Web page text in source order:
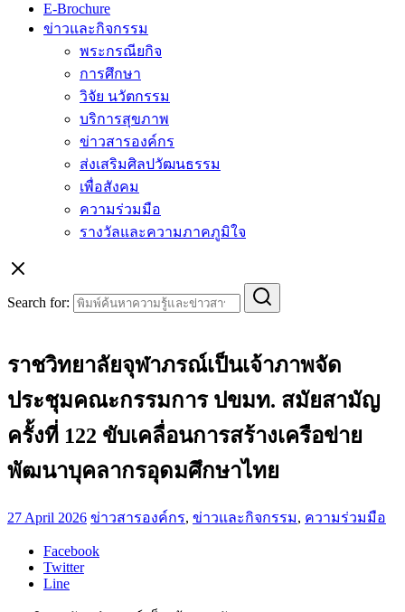
E-Brochure
ข่าวและกิจกรรม
พระกรณียกิจ
การศึกษา
วิจัย นวัตกรรม
บริการสุขภาพ
ข่าวสารองค์กร
ส่งเสริมศิลปวัฒนธรรม
เพื่อสังคม
ความร่วมมือ
รางวัลและความภาคภูมิใจ
Search for:
ราชวิทยาลัยจุฬาภรณ์เป็นเจ้าภาพจัด
ประชุมคณะกรรมการ ปขมท. สมัยสามัญ
ครั้งที่ 122 ขับเคลื่อนการสร้างเครือข่าย
พัฒนาบุคลากรอุดมศึกษาไทย
27 April 2026 ข่าวสารองค์กร, ข่าวและกิจกรรม, ความร่วมมือ
Facebook
Twitter
Line